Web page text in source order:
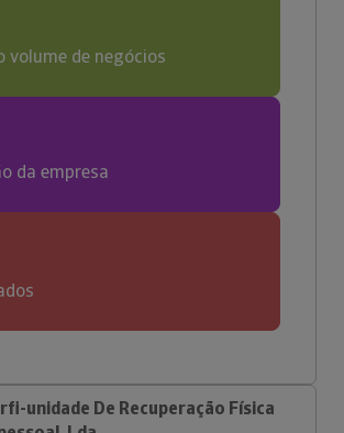
volume de negócios
da empresa
unidade De Recuperação Física